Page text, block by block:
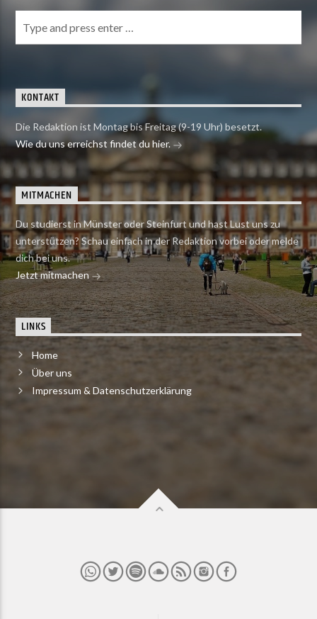
KONTAKT
Die Redaktion ist Montag bis Freitag (9-19 Uhr) besetzt.
Wie du uns erreichst findet du hier.
MITMACHEN
Du studierst in Münster oder Steinfurt und hast Lust uns zu
unterstützen? Schau einfach in der Redaktion vorbei oder melde
dich bei uns.
Jetzt mitmachen
LINKS
Home
Über uns
Impressum & Datenschutzerklärung